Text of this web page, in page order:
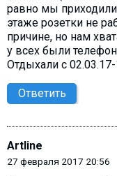
равно мы
этаже розетки не
причине, но нам
у всех были
Отдыхали с
Ответить
Artline
27 февраля 2017 20:56